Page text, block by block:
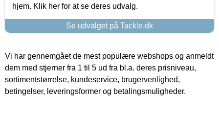
hjem. Klik her for at se deres udvalg.
Se udvalget på Tackle.dk
Vi har gennemgået de mest populære webshops og anmeldt
dem med stjerner fra 1 til 5 ud fra bl.a. deres prisniveau,
sortimentstørrelse, kundeservice, brugervenlighed,
betingelser, leveringsformer og betalingsmuligheder.